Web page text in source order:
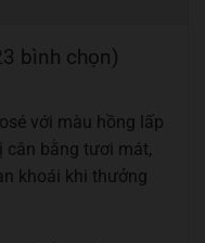
bình chọn)
với màu hồng lấp
cân bằng tươi mát,
khoái khi thưởng